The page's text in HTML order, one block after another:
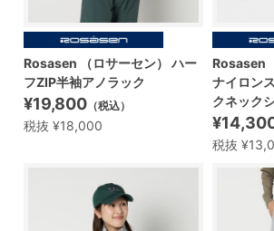
Rosasen （ロサーセン） ハー
フZIP半袖アノラック
¥19,800 （税込）
税抜 ¥18,000
Rosasen
ナイロン
クネック
税抜